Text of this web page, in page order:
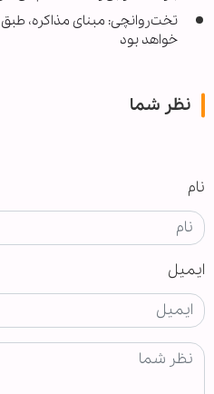
تخت‌روانچی: مبنای مذاکره، طبق
خواهد بود
نظر شما
نام
ایمیل